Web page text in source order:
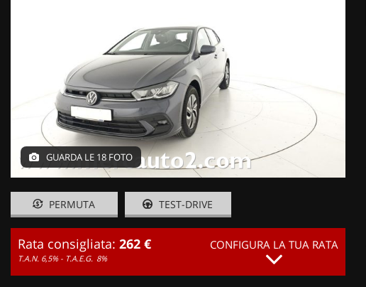
GUARDA LE 18 FOTO
PERMUTA TEST-DRIVE
Rata consigliata: 262 €
T.A.N. 6,5% - T.A.E.G. 8%
CONFIGURA LA TUA RATA